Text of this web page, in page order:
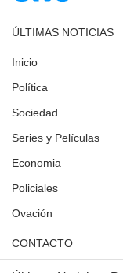
ÚLTIMAS NOTICIAS
Inicio
Política
Sociedad
Series y Películas
Economia
Policiales
Ovación
CONTACTO